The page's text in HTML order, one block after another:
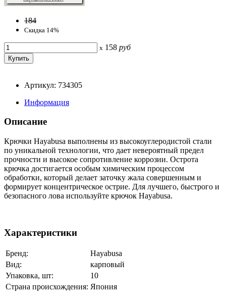
184
Скидка 14%
x 158 руб
Артикул: 734305
Информация
Описание
Крючки Hayabusa выполнены из высокоуглеродистой стали
по уникальной технологии, что дает невероятный предел
прочности и высокое сопротивление коррозии. Острота
крючка достигается особым химическим процессом
обработки, который делает заточку жала совершенным и
формирует концентрическое острие. Для лучшего, быстрого и
безопасного лова используйте крючок Hayabusa.
Характеристики
Бренд:
Hayabusa
Вид:
карповый
Упаковка, шт:
10
Страна происхождения: Япония